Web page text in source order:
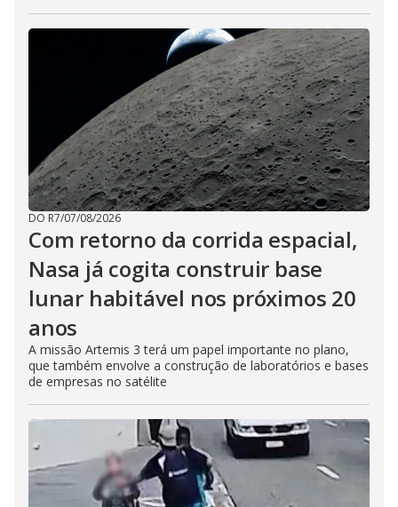
DO R7/07/08/2026
Com retorno da corrida espacial,
Nasa já cogita construir base
lunar habitável nos próximos 20
anos
A missão Artemis 3 terá um papel importante no plano,
que também envolve a construção de laboratórios e bases
de empresas no satélite